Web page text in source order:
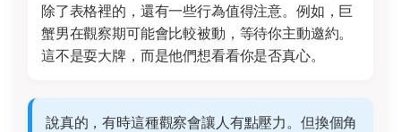
除了表格裡的，還有一些行為值得注意。例如，巨
蟹男在觀察期可能會比較被動，等待你主動邀約。
這不是耍大牌，而是他們想看看你是否真心。
說真的，有時這種觀察會讓人有點壓力。但換個角